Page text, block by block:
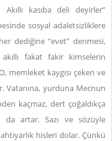
kasıba deli deyirler”
sosyal adaletsizliklere
dediğine “evet” denmesi,
fakat fakir kimselerin
memleket kaygısı çeken ve
Vatanına, yurduna Mecnun
kaçmaz, dert çoğaldıkça
da artar. Sazı ve sözüyle
hisleri dolar. Çünkü